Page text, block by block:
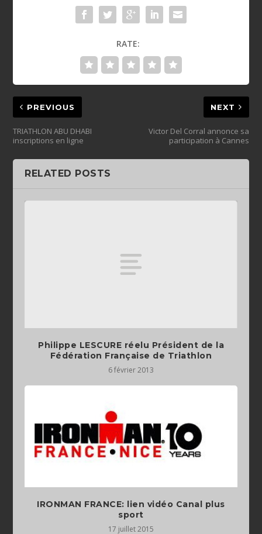
RATE:
PREVIOUS
TRIATHLON ABU DHABI
inscriptions en ligne
NEXT
Victor Del Corral annonce sa
participation à Cannes
RELATED POSTS
Philippe LESCURE réelu Président de la
Fédération Française de Triathlon
6 février 2013
IRONMAN FRANCE: lien vidéo Canal plus
sport
17 juillet 2015